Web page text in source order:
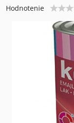
Hodnotenie